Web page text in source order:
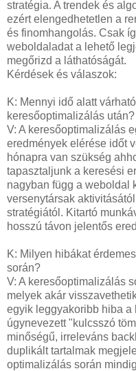
stratégia. A trendek és
ezért elengedhetetlen a
és finomhangolás. Csak
weboldaladat a lehető
megőrizd a láthatóságát.
Kérdések és válaszok:
K: Mennyi idő alatt
keresőoptimalizálás után?
V: A keresőoptimalizálás
eredmények elérése időt
hónapra van szükség
tapasztaljunk a keresési
nagyban függ a weboldal
versenytársak
stratégiától. Kitartó
hosszú távon jelentős
K: Milyen hibákat
során?
V: A keresőoptimalizálás
melyek akár
egyik leggyakoribb hiba a
úgynevezett "kulcsszó
minőségű, irreleváns
duplikált tartalmak
optimalizálás során